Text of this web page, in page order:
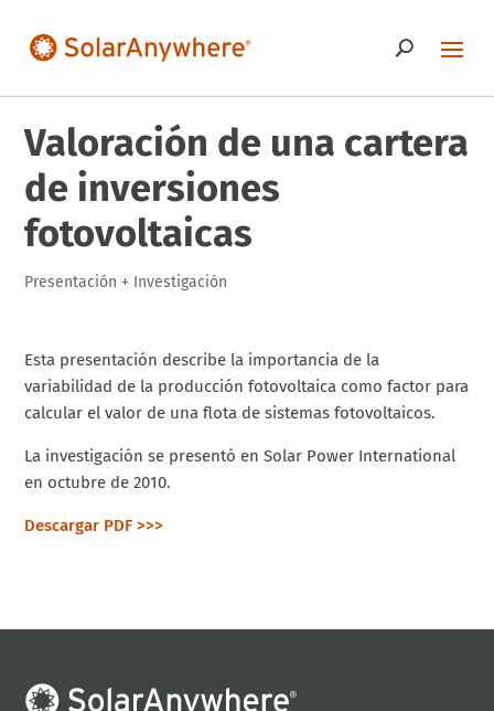
Valoración de una cartera
de inversiones
fotovoltaicas
Presentación + Investigación
Esta presentación describe la importancia de la
variabilidad de la producción fotovoltaica como factor para
calcular el valor de una flota de sistemas fotovoltaicos.
La investigación se presentó en Solar Power International
en octubre de 2010.
Descargar PDF >>>